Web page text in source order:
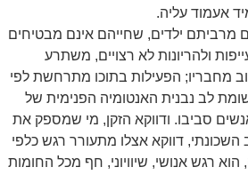
אעמוד עליה.
מרביתם ילדים, שחייהם אינם מבטיחים
ולהריונות לא רצויים, משתרע
מחבריו; הפעילות בתוכו מתרחשת לפי
לב נבנית האנטומיה הפנימית של
סביבו. ודווקא הזקן, מי שמספק את
דווקא אצלו מתעורר רגש כלפי
רגש אנושי, שיוויוני, חף מכל החומות